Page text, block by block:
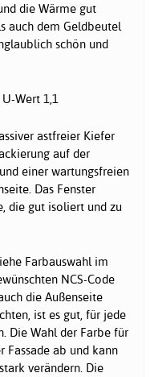
die Wärme gut
auch dem Geldbeutel
schön und
Wert 1,1
astfreier Kiefer
auf der
einer wartungsfreien
Das Fenster
die gut isoliert und zu
Farbauswahl im
NCS-Code
die Außenseite
ist es gut, für jede
Die Wahl der Farbe für
Fassade ab und kann
verändern. Die